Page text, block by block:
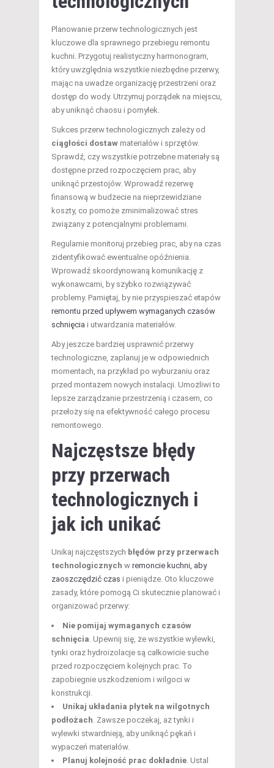
Planowanie przerw technologicznych jest
kluczowe dla sprawnego przebiegu remontu
kuchni. Przygotuj realistyczny harmonogram,
który uwzględnia wszystkie niezbędne przerwy,
mając na uwadze organizację przestrzeni oraz
dostęp do wody. Utrzymuj porządek na miejscu,
aby uniknąć chaosu i pomyłek.
Sukces przerw technologicznych zależy od
ciągłości dostaw materiałów i sprzętów.
Sprawdź, czy wszystkie potrzebne materiały są
dostępne przed rozpoczęciem prac, aby
uniknąć przestojów. Wprowadź rezerwę
finansową w budżecie na nieprzewidziane
koszty, co pomoże zminimalizować stres
związany z potencjalnymi problemami.
Regularnie monitoruj przebieg prac, aby na czas
zidentyfikować ewentualne opóźnienia.
Wprowadź skoordynowaną komunikację z
wykonawcami, by szybko rozwiązywać
problemy. Pamiętaj, by nie przyspieszać etapów
remontu przed upływem wymaganych czasów
schnięcia i utwardzania materiałów.
Aby jeszcze bardziej usprawnić przerwy
technologiczne, zaplanuj je w odpowiednich
momentach, na przykład po wyburzaniu oraz
przed montażem nowych instalacji. Umożliwi to
lepsze zarządzanie przestrzenią i czasem, co
przełoży się na efektywność całego procesu
remontowego.
Najczęstsze błędy
przy przerwach
technologicznych i
jak ich unikać
Unikaj najczęstszych błędów przy przerwach
technologicznych w remoncie kuchni, aby
zaoszczędzić czas i pieniądze. Oto kluczowe
zasady, które pomogą Ci skutecznie planować i
organizować przerwy:
Nie pomijaj wymaganych czasów
schnięcia . Upewnij się, że wszystkie wylewki,
tynki oraz hydroizolacje są całkowicie suche
przed rozpoczęciem kolejnych prac. To
zapobiegnie uszkodzeniom i wilgoci w
konstrukcji.
Unikaj układania płytek na wilgotnych
podłożach . Zawsze poczekaj, aż tynki i
wylewki stwardnieją, aby uniknąć pękań i
wypaczeń materiałów.
Planuj kolejność prac dokładnie . Ustal